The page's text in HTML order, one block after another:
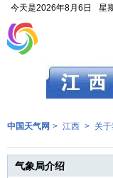
今天是2026年8月6日 星
中国天气网 > 江西 > 关
气象局介绍